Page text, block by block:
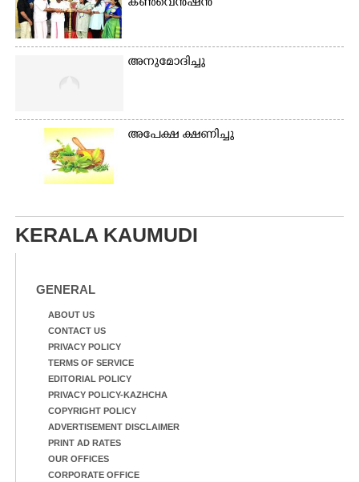
കൺവെൻഷൻ
അനുമോദിച്ചു
അപേക്ഷ ക്ഷണിച്ചു
KERALA KAUMUDI
GENERAL
ABOUT US
CONTACT US
PRIVACY POLICY
TERMS OF SERVICE
EDITORIAL POLICY
PRIVACY POLICY-KAZHCHA
COPYRIGHT POLICY
ADVERTISEMENT DISCLAIMER
PRINT AD RATES
OUR OFFICES
CORPORATE OFFICE